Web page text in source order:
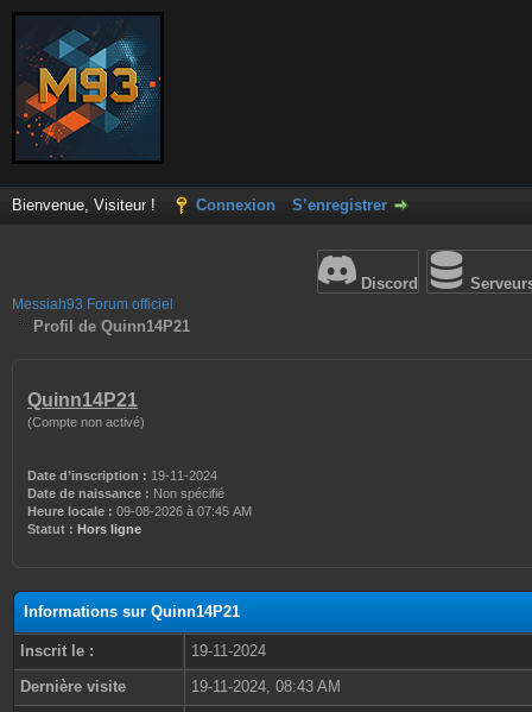
Bienvenue, Visiteur ! Connexion S’enregistrer
Discord
Messiah93 Forum officiel
Profil de Quinn14P21
Quinn14P21
(Compte non activé)
Date d’inscription : 19-11-2024
Date de naissance : Non spécifié
Heure locale : 09-08-2026 à 07:45 AM
Statut : Hors ligne
Informations sur Quinn14P21
Inscrit le :
19-11-2024
Dernière visite
19-11-2024, 08:43 AM